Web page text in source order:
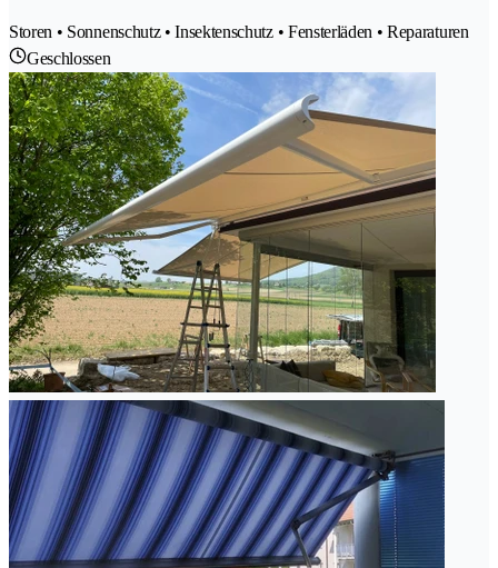
Storen • Sonnenschutz • Insektenschutz • Fensterläden • Reparaturen
Geschlossen